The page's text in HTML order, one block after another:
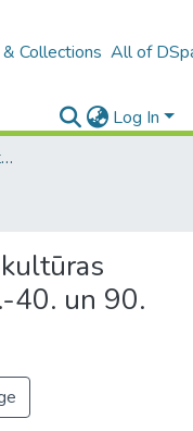
Collections All of
Log In
A2 – LU disertācijas / Doctoral theses UL
40. un 90.